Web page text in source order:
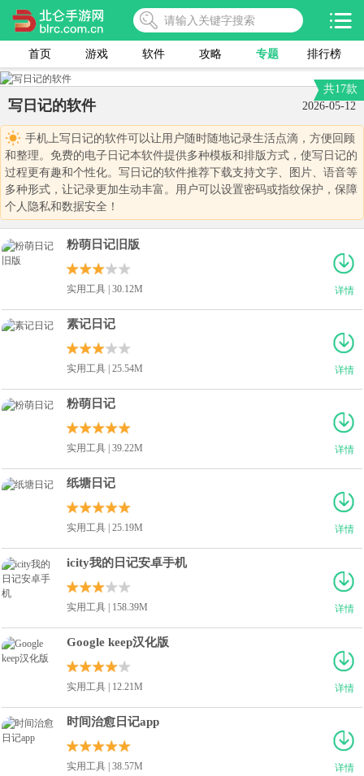
首页 游戏 软件 攻略 专题 排行榜
共17款
写日记的软件 2026-05-12
手机上写日记的软件可以让用户随时随地记录生活点滴，方便回顾
和整理。免费的电子日记本软件提供多种模板和排版方式，使写日记的
过程更有趣和个性化。写日记的软件推荐下载支持文字、图片、语音等
多种形式，让记录更加生动丰富。用户可以设置密码或指纹保护，保障
个人隐私和数据安全！
详情
粉萌日记旧版
实用工具 | 30.12M
详情
素记日记
实用工具 | 25.54M
详情
粉萌日记
实用工具 | 39.22M
详情
纸塘日记
实用工具 | 25.19M
详情
icity我的日记安卓手机
实用工具 | 158.39M
详情
Google keep汉化版
实用工具 | 12.21M
详情
时间治愈日记app
实用工具 | 38.57M